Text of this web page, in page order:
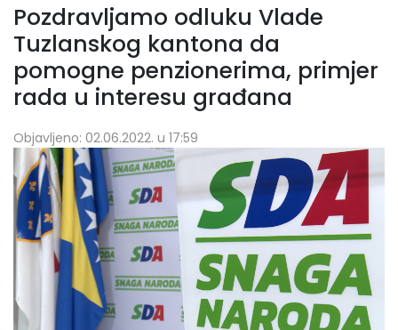
Pozdravljamo odluku Vlade
Tuzlanskog kantona da
pomogne penzionerima, primjer
rada u interesu građana
Objavljeno: 02.06.2022. u 17:59